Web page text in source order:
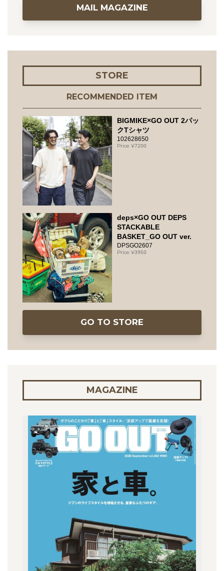
MAIL MAGAZINE
STORE
RECOMMENDED ITEM
BIGMIKE×GO OUT 2パッ
クTシャツ
102628650
7200
deps×GO OUT DEPS
STACKABLE
BASKET_GO OUT ver.
DPSGO2607
3950
GO TO STORE
MAGAZINE